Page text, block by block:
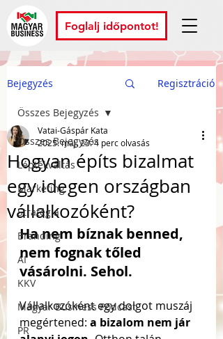
Foglalj időpontot!
Bejegyzés Regisztráció
Összes Bejegyzés
Léptékváltás
Marketing
Stratégia
Branding
AI
KKV
Magyar Business Podcast
PR
Összes Bejegyzés
Hogyan építs bizalmat
egy idegen országban
vállalkozóként?
Vatai-Gáspár Kata
2025. máj. 23.4 perc olvasás
Ha nem bíznak benned,
nem fognak tőled
vásárolni. Sehol.
Vállalkozóként egy dolgot muszáj
megértened: a bizalom nem jár